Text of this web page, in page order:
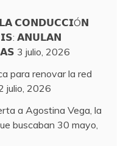
𝗖𝗢𝗡𝗗𝗨𝗖𝗖𝗜Ó𝗡
𝗔𝗡𝗨𝗟𝗔𝗡
3 julio, 2026
para renovar la red
julio, 2026
a Agostina Vega, la
buscaban 30 mayo,